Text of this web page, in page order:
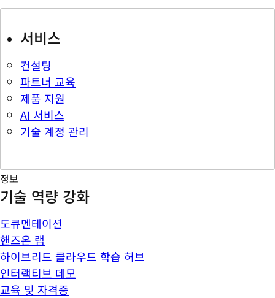
서비스
컨설팅
파트너 교육
제품 지원
AI 서비스
기술 계정 관리
정보
기술 역량 강화
도큐멘테이션
핸즈온 랩
하이브리드 클라우드 학습 허브
인터랙티브 데모
교육 및 자격증